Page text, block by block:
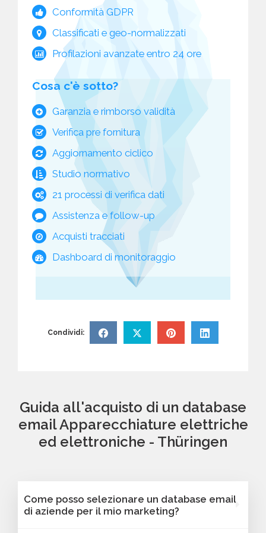
Conformità GDPR
Classificati e geo-normalizzati
Profilazioni avanzate entro 24 ore
Cosa c'è sotto?
Garanzia e rimborso validità
Verifica pre fornitura
Aggiornamento ciclico
Studio normativo
21 processi di verifica dati
Assistenza e follow-up
Acquisti tracciati
Dashboard di monitoraggio
Condividi:
Guida all'acquisto di un database
email Apparecchiature elettriche
ed elettroniche - Thüringen
Come posso selezionare un database email
di aziende per il mio marketing?